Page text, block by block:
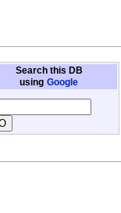
Search this DB
using Google